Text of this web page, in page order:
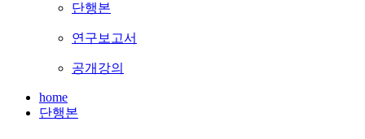
단행본
연구보고서
공개강의
home
단행본